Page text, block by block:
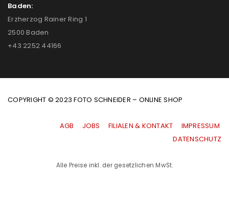
Baden:
Erzherzog Rainer Ring 1
2500 Baden
+43 2252 44166
COPYRIGHT © 2023 FOTO SCHNEIDER – ONLINE SHOP
AGB JOBS FILIALEN & KONTAKT
IMPRESSUM
|DATENSCHUTZ
Alle Preise inkl. der gesetzlichen MwSt.